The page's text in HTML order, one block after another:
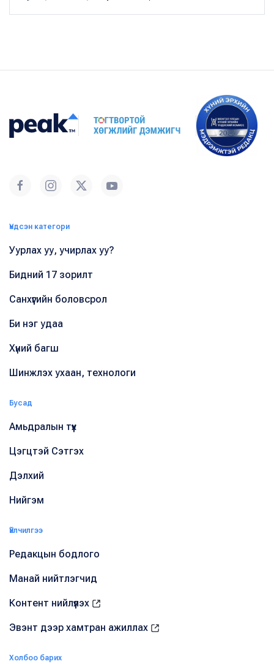
Үндсэн категори
Уурлах уу, учирлах уу?
Бидний 17 зорилт
Санхүүгийн боловсрол
Би нэг удаа
Хүний багш
Шинжлэх ухаан, технологи
Бусад
Амьдралын түүх
Цэгцтэй Сэтгэх
Дэлхий
Нийгэм
Үйлчилгээ
Редакцын бодлого
Манай нийтлэгчид
Контент нийлүүлэх
Эвэнт дээр хамтран ажиллах
Холбоо барих